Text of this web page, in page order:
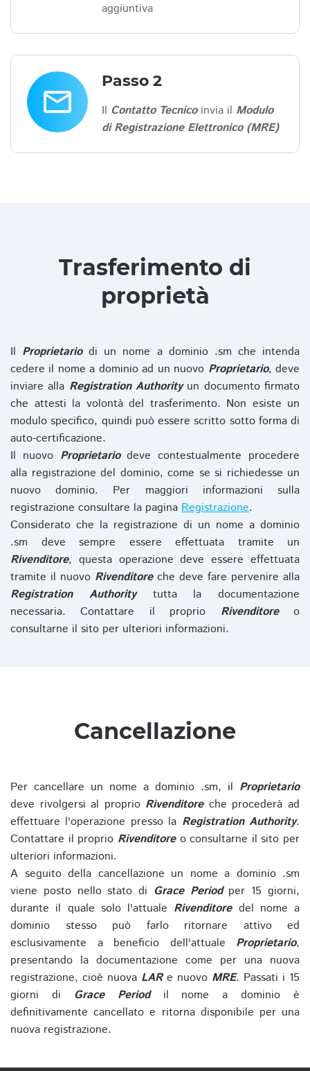
aggiuntiva
email
Passo 2
Il Contatto Tecnicoinvia il Modulo
di Registrazione Elettronico (MRE)
Trasferimento di
proprietà
Il Proprietariodi un nome a dominio .sm che intenda
cedere il nome a dominio ad un nuovo Proprietario, deve
inviare alla Registration Authorityun documento firmato
che attesti la volontà del trasferimento. Non esiste un
modulo specifico, quindi può essere scritto sotto forma di
auto-certificazione.
Il nuovo Proprietariodeve contestualmente procedere
alla registrazione del dominio, come se si richiedesse un
nuovo dominio. Per maggiori informazioni sulla
registrazione consultare la pagina Registrazione.
Considerato che la registrazione di un nome a dominio
.sm deve sempre essere effettuata tramite un
Rivenditore, questa operazione deve essere effettuata
tramite il nuovo Rivenditoreche deve fare pervenire alla
Registration Authoritytutta la documentazione
necessaria. Contattare il proprio Rivenditoreo
consultarne il sito per ulteriori informazioni.
Cancellazione
Per cancellare un nome a dominio .sm, il Proprietario
deve rivolgersi al proprio Rivenditoreche procederà ad
effettuare l'operazione presso la Registration Authority.
Contattare il proprio Rivenditoreo consultarne il sito per
ulteriori informazioni.
A seguito della cancellazione un nome a dominio .sm
viene posto nello stato di Grace Periodper 15 giorni,
durante il quale solo l'attuale Rivenditoredel nome a
dominio stesso può farlo ritornare attivo ed
esclusivamente a beneficio dell'attuale Proprietario,
presentando la documentazione come per una nuova
registrazione, cioè nuova LARe nuovo MRE. Passati i 15
giorni di Grace Periodil nome a dominio è
definitivamente cancellato e ritorna disponibile per una
nuova registrazione.